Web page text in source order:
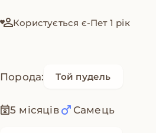
Користується є-Пет 1 рік
Порода: Той пудель
5 місяців Самець